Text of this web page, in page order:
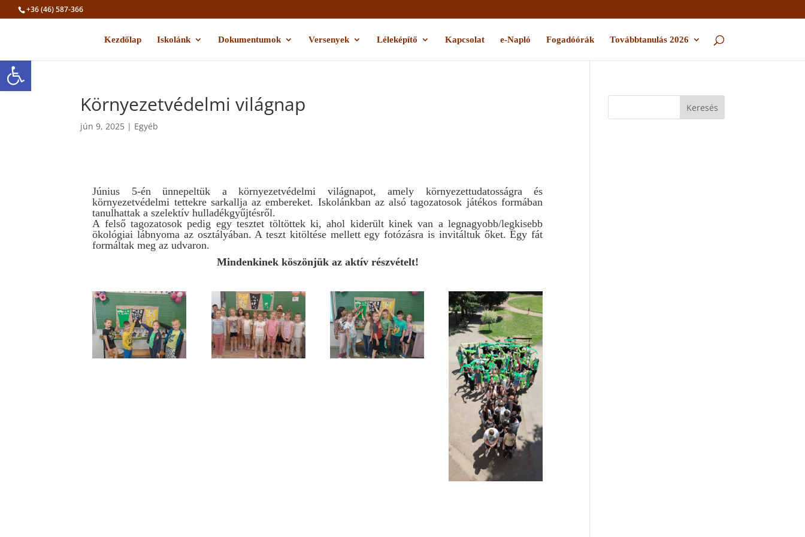
Eszköztár megnyitása
+36 (46) 587-366
Kezdőlap Iskolánk Dokumentumok Versenyek Léleképítő Kapcsolat e-Napló Fogadóórák Továbbtanulás 2026
Környezetvédelmi világnap
jún 9, 2025 | Egyéb
Június 5-én ünnepeltük a környezetvédelmi világnapot, amely környezettudatosságra és
környezetvédelmi tettekre sarkallja az embereket. Iskolánkban az alsó tagozatosok játékos formában
tanulhattak a szelektív hulladékgyűjtésről.
A felső tagozatosok pedig egy tesztet töltöttek ki, ahol kiderült kinek van a legnagyobb/legkisebb
ökológiai lábnyoma az osztályában. A teszt kitöltése mellett egy fotózásra is invitáltuk őket. Egy fát
formáltak meg az udvaron.
Mindenkinek köszönjük az aktív részvételt!